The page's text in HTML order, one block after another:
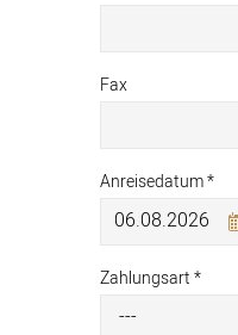
Fax
Anreisedatum *
Zahlungsart *